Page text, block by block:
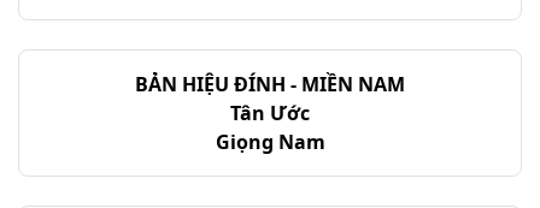
I Sa-mu-ên - Chương 27
I Sa-mu-ên - Chương 28
I Sa-mu-ên - Chương 29
BẢN HIỆU ĐÍNH - MIỀN NAM
Tân Ước
Giọng Nam